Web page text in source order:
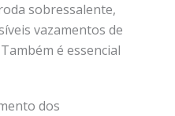
sobressalente,
vazamentos de
é essencial
dos